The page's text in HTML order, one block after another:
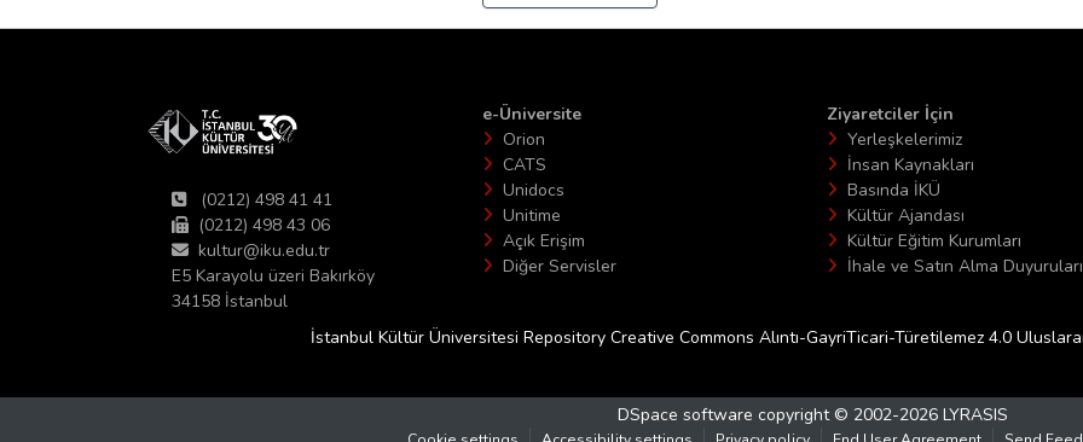
(0212) 498 41 41
(0212) 498 43 06
kultur@iku.edu.tr
E5 Karayolu üzeri Bakırköy
34158 İstanbul
e-Üniversite
Orion
CATS
Unidocs
Unitime
Açık Erişim
Diğer Servisler
Ziyaretciler İçin
Yerleşkelerimiz
İnsan Kaynakları
Basında İKÜ
Kültür Ajandası
Kültür Eğitim Kurumları
İhale ve Satın Alma Duyuruları
İstanbul Kültür Üniversitesi Repository Creative Commons Alıntı-GayriTicari-Türetilemez 4.0
DSpace software copyright © 2002-2026 LYRASIS